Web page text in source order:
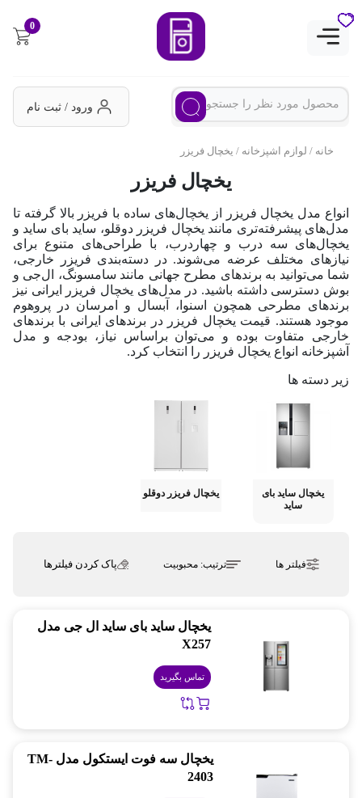
0
ورود / ثبت نام
خانه / لوازم اشپزخانه / یخچال فریزر
یخچال فریزر
انواع مدل یخچال فریزر از یخچال‌های ساده با فریزر بالا گرفته تا
مدل‌های پیشرفته‌تری مانند یخچال فریزر دوقلو، ساید بای ساید و
یخچال‌های سه درب و چهار‌درب، با طراحی‌های متنوع برای
نیازهای مختلف عرضه می‌شوند. در دسته‌بندی فریزر خارجی،
شما می‌توانید به برندهای مطرح جهانی مانند سامسونگ، ال‌جی و
بوش دسترسی داشته باشید. در مدل‌های یخچال فریزر ایرانی نیز
برندهای مطرحی همچون اسنوا، آبسال و امرسان در پروهوم
موجود هستند. قیمت یخچال فریزر در برندهای ایرانی با برندهای
خارجی متفاوت بوده و می‌توان براساس نیاز، بودجه و مدل
آشپزخانه انواع یخچال فریزر را انتخاب کرد.
زیر دسته ها
یخچال ساید بای
ساید
یخچال فریزر دوقلو
فیلتر ها ترتیب:محبوبیت پاک کردن فیلترها
یخچال ساید بای ساید ال جی مدل
X257
تماس بگیرید
یخچال سه فوت ایستکول مدل TM-
2403